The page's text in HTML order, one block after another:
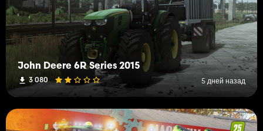
John Deere 6R Series 2015
3 080 5 дней назад